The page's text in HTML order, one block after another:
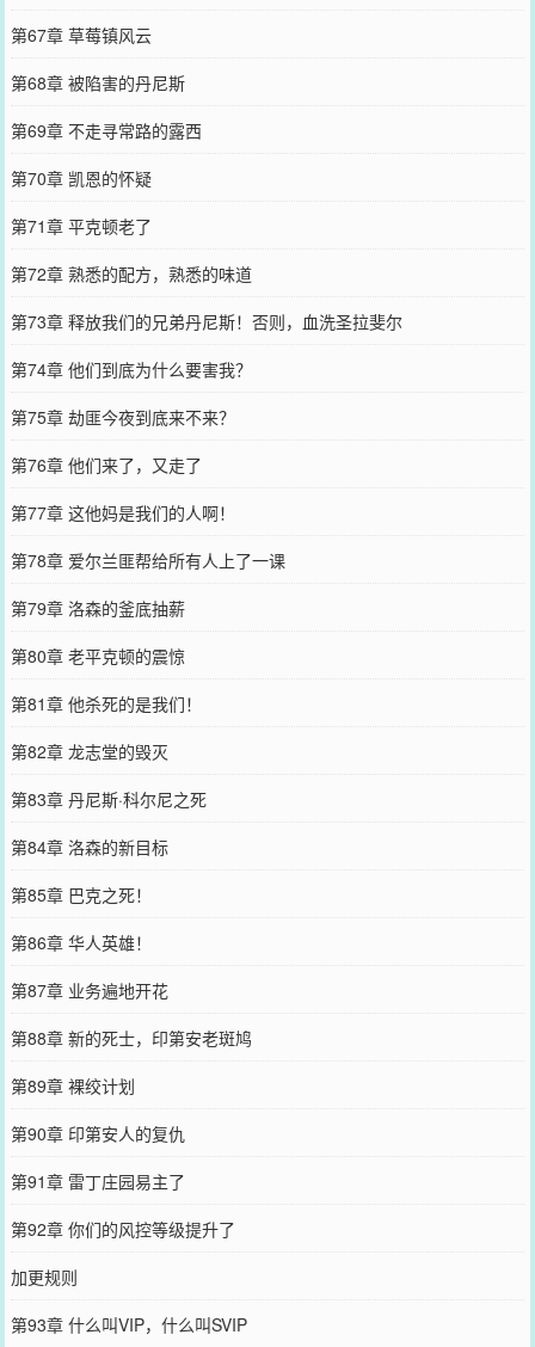
第67章 草莓镇风云
第68章 被陷害的丹尼斯
第69章 不走寻常路的露西
第70章 凯恩的怀疑
第71章 平克顿老了
第72章 熟悉的配方，熟悉的味道
第73章 释放我们的兄弟丹尼斯！否则，血洗圣拉斐尔
第74章 他们到底为什么要害我？
第75章 劫匪今夜到底来不来？
第76章 他们来了，又走了
第77章 这他妈是我们的人啊！
第78章 爱尔兰匪帮给所有人上了一课
第79章 洛森的釜底抽薪
第80章 老平克顿的震惊
第81章 他杀死的是我们！
第82章 龙志堂的毁灭
第83章 丹尼斯·科尔尼之死
第84章 洛森的新目标
第85章 巴克之死！
第86章 华人英雄！
第87章 业务遍地开花
第88章 新的死士，印第安老斑鸠
第89章 裸绞计划
第90章 印第安人的复仇
第91章 雷丁庄园易主了
第92章 你们的风控等级提升了
加更规则
第93章 什么叫VIP，什么叫SVIP